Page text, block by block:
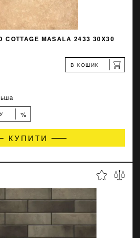
MASALA 2433 30X30
В КОШИК
%
КУПИТИ